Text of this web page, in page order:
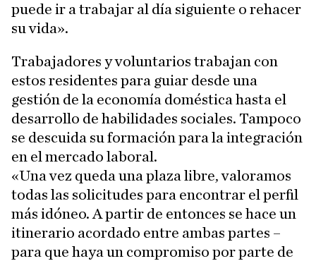
puede ir a trabajar al día siguiente o rehacer
su vida».
Trabajadores y voluntarios trabajan con
estos residentes para guiar desde una
gestión de la economía doméstica hasta el
desarrollo de habilidades sociales. Tampoco
se descuida su formación para la integración
en el mercado laboral.
«Una vez queda una plaza libre, valoramos
todas las solicitudes para encontrar el perfil
más idóneo. A partir de entonces se hace un
itinerario acordado entre ambas partes –
para que haya un compromiso por parte de